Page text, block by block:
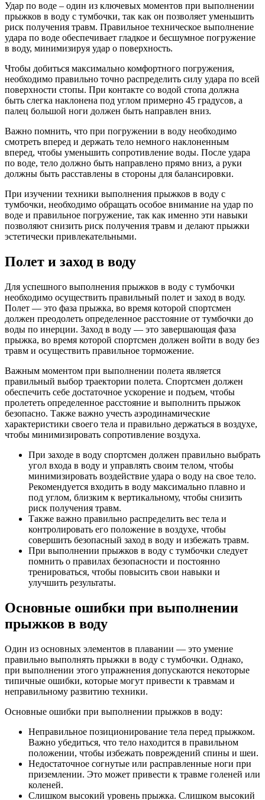
Удар по воде – один из ключевых моментов при выполнении
прыжков в воду с тумбочки, так как он позволяет уменьшить
риск получения травм. Правильное техническое выполнение
удара по воде обеспечивает гладкое и бесшумное погружение
в воду, минимизируя удар о поверхность.
Чтобы добиться максимально комфортного погружения,
необходимо правильно точно распределить силу удара по всей
поверхности стопы. При контакте со водой стопа должна
быть слегка наклонена под углом примерно 45 градусов, а
палец большой ноги должен быть направлен вниз.
Важно помнить, что при погружении в воду необходимо
смотреть вперед и держать тело немного наклоненным
вперед, чтобы уменьшить сопротивление воды. После удара
по воде, тело должно быть направлено прямо вниз, а руки
должны быть расставлены в стороны для балансировки.
При изучении техники выполнения прыжков в воду с
тумбочки, необходимо обращать особое внимание на удар по
воде и правильное погружение, так как именно эти навыки
позволяют снизить риск получения травм и делают прыжки
эстетически привлекательными.
Полет и заход в воду
Для успешного выполнения прыжков в воду с тумбочки
необходимо осуществить правильный полет и заход в воду.
Полет — это фаза прыжка, во время которой спортсмен
должен преодолеть определенное расстояние от тумбочки до
воды по инерции. Заход в воду — это завершающая фаза
прыжка, во время которой спортсмен должен войти в воду без
травм и осуществить правильное торможение.
Важным моментом при выполнении полета является
правильный выбор траектории полета. Спортсмен должен
обеспечить себе достаточное ускорение и подъем, чтобы
пролететь определенное расстояние и выполнить прыжок
безопасно. Также важно учесть аэродинамические
характеристики своего тела и правильно держаться в воздухе,
чтобы минимизировать сопротивление воздуха.
При заходе в воду спортсмен должен правильно выбрать
угол входа в воду и управлять своим телом, чтобы
минимизировать воздействие удара о воду на свое тело.
Рекомендуется входить в воду максимально плавно и
под углом, близким к вертикальному, чтобы снизить
риск получения травм.
Также важно правильно распределить вес тела и
контролировать его положение в воздухе, чтобы
совершить безопасный заход в воду и избежать травм.
При выполнении прыжков в воду с тумбочки следует
помнить о правилах безопасности и постоянно
тренироваться, чтобы повысить свои навыки и
улучшить результаты.
Основные ошибки при выполнении
прыжков в воду
Один из основных элементов в плавании — это умение
правильно выполнять прыжки в воду с тумбочки. Однако,
при выполнении этого упражнения допускаются некоторые
типичные ошибки, которые могут привести к травмам и
неправильному развитию техники.
Основные ошибки при выполнении прыжков в воду:
Неправильное позиционирование тела перед прыжком.
Важно убедиться, что тело находится в правильном
положении, чтобы избежать повреждений спины и шеи.
Недостаточное согнутые или расправленные ноги при
приземлении. Это может привести к травме голеней или
коленей.
Слишком высокий уровень прыжка. Слишком высокий